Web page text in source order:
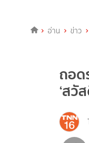
อ่าน ข่าว
ถอด
‘สวั